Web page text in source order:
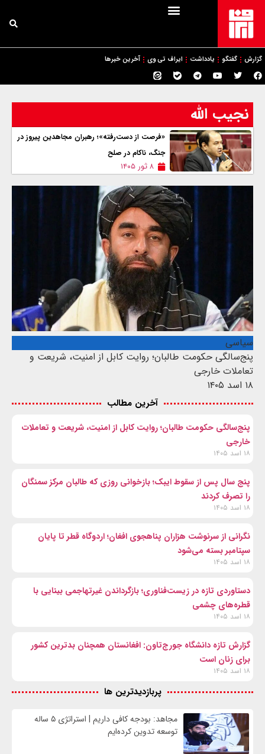
گزارش گفتگو یادداشت ایراف تی وی آخرین خبرها
نجیب الله
«فرصت از دست‌رفته»؛ رهبران مجاهدین پیروز در
جنگ، ناکام در صلح
۸ ثور ۱۴۰۵
سیاسی
پنج‌سالگی حکومت طالبان؛ روایت کابل از امنیت، شریعت و
تعاملات خارجی
۱۸ اسد ۱۴۰۵
آخرین مطالب
پنج‌سالگی حکومت طالبان؛ روایت کابل از امنیت، شریعت و تعاملات
خارجی
۱۸ اسد ۱۴۰۵
پنج سال پس از سقوط ایبک؛ بازخوانی روزی که طالبان مرکز سمنگان
را تصرف کردند
۱۸ اسد ۱۴۰۵
نگرانی از سرنوشت هزاران پناهجوی افغان؛ اردوگاه قطر تا پایان
سپتامبر بسته می‌شود
۱۸ اسد ۱۴۰۵
دستاوردی تازه در زیست‌فناوری؛ بازگرداندن غیرتهاجمی بینایی با
قطره‌های چشمی
۱۸ اسد ۱۴۰۵
گزارش تازه دانشگاه جورج‌تاون: افغانستان همچنان بدترین کشور
برای زنان است
۱۸ اسد ۱۴۰۵
پربازدیدترین ها
مجاهد: بودجه کافی داریم | استراتژی ۵ ساله
توسعه تدوین کرده‌ایم